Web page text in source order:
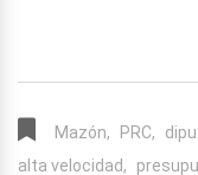
Mazón, PRC,
alta velocidad,